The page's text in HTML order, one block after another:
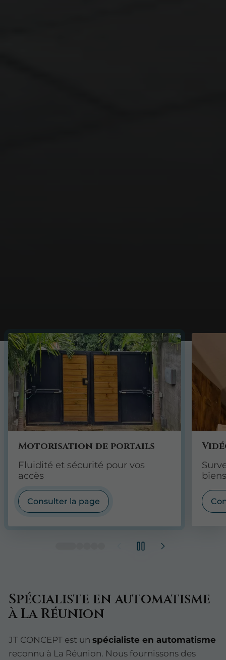
Motorisation de portails
Fluidité et sécurité pour vos
accès
Consulter la page
biens
Spécialiste en automatisme
à La Réunion
JT CONCEPT est un spécialiste en automatisme
reconnu à La Réunion. Nous fournissons des